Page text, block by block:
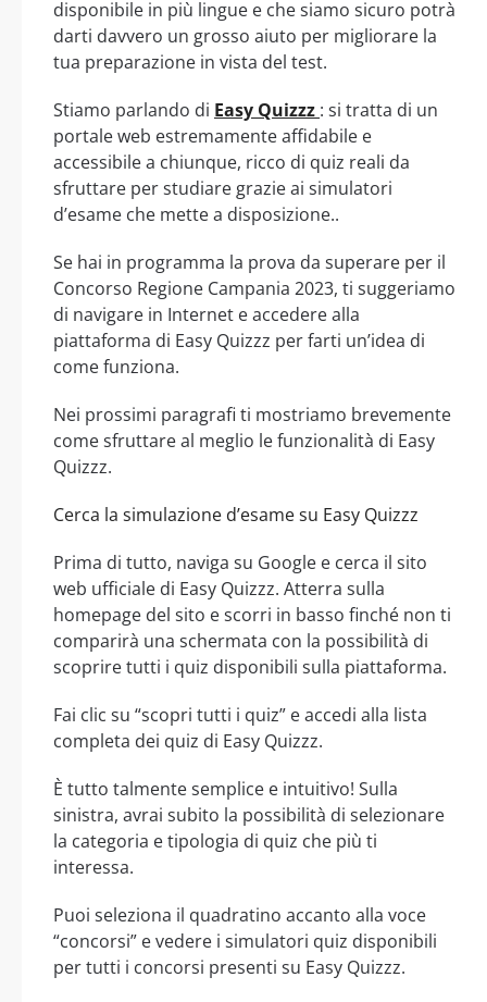
disponibile in più lingue e che siamo sicuro potrà
darti davvero un grosso aiuto per migliorare la
tua preparazione in vista del test.
Stiamo parlando di Easy Quizzz : si tratta di un
portale web estremamente affidabile e
accessibile a chiunque, ricco di quiz reali da
sfruttare per studiare grazie ai simulatori
d’esame che mette a disposizione..
Se hai in programma la prova da superare per il
Concorso Regione Campania 2023, ti suggeriamo
di navigare in Internet e accedere alla
piattaforma di Easy Quizzz per farti un’idea di
come funziona.
Nei prossimi paragrafi ti mostriamo brevemente
come sfruttare al meglio le funzionalità di Easy
Quizzz.
Cerca la simulazione d’esame su Easy Quizzz
Prima di tutto, naviga su Google e cerca il sito
web ufficiale di Easy Quizzz. Atterra sulla
homepage del sito e scorri in basso finché non ti
comparirà una schermata con la possibilità di
scoprire tutti i quiz disponibili sulla piattaforma.
Fai clic su “scopri tutti i quiz” e accedi alla lista
completa dei quiz di Easy Quizzz.
È tutto talmente semplice e intuitivo! Sulla
sinistra, avrai subito la possibilità di selezionare
la categoria e tipologia di quiz che più ti
interessa.
Puoi seleziona il quadratino accanto alla voce
“concorsi” e vedere i simulatori quiz disponibili
per tutti i concorsi presenti su Easy Quizzz.